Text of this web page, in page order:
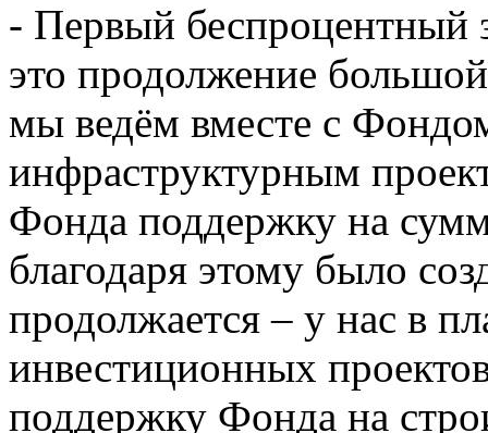
- Первый
это продолжение
мы ведём вместе с
инфраструктурным
Фонда поддержку на
благодаря этому было
продолжается – у нас в
инвестиционных
поддержку Фонда на